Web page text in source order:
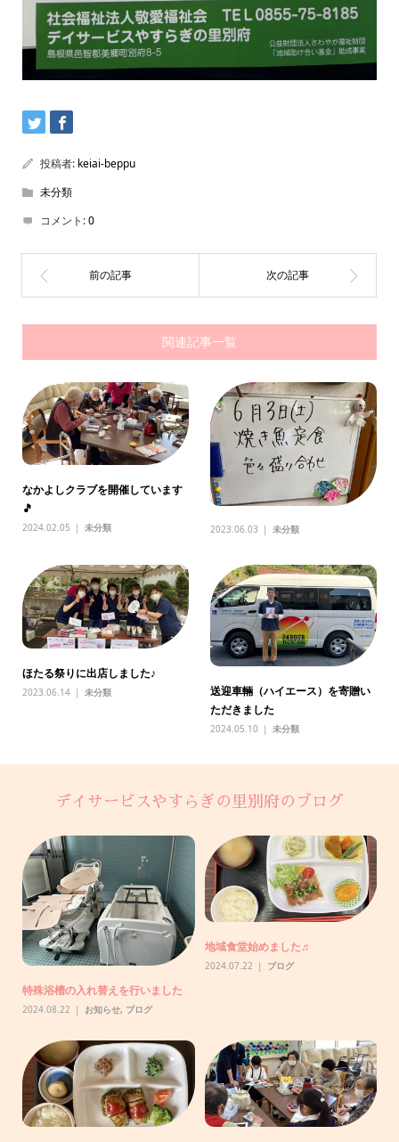
投稿者: keiai-beppu
未分類
コメント:0
関連記事一覧
なかよしクラブを開催しています
🎵
2024.02.05 未分類 2023.06.03 未分類
ほたる祭りに出店しました♪
2023.06.14 未分類
送迎車輛（ハイエース）を寄贈い
ただきました
2024.05.10 未分類
デイサービスやすらぎの里別府のブログ
特殊浴槽の入れ替えを行いました
2024.08.22 お知らせ, ブログ
地域食堂始めました♬
2024.07.22 ブログ